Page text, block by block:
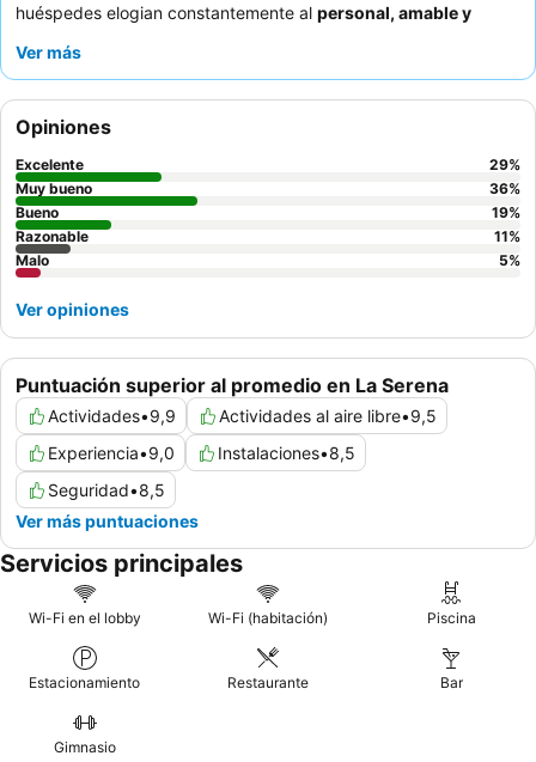
huéspedes elogian constantemente al personal, amable y
variedad de opciones. Para disfrutar de las mejores vistas y un
habitación con
Ver más
Puntuación superior al promedio en La Serena
Actividades•9,9 Actividades al aire libre•9,5
Experiencia•9,0 Instalaciones•8,5
Seguridad•8,5
Ver más puntuaciones
Opiniones
Excelente 29%
Muy bueno
36%
Bueno
19%
Razonable
11%
Malo
5%
Ver opiniones
Servicios principales
Wi-Fi en el lobby Wi-Fi (habitación) Piscina
Estacionamiento Restaurante Bar
Gimnasio